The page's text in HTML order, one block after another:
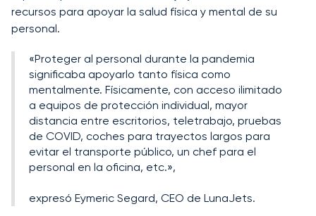
recursos para apoyar la salud física y mental de su
personal.
«Proteger al personal durante la pandemia
significaba apoyarlo tanto física como
mentalmente. Físicamente, con acceso ilimitado
a equipos de protección individual, mayor
distancia entre escritorios, teletrabajo, pruebas
de COVID, coches para trayectos largos para
evitar el transporte público, un chef para el
personal en la oficina, etc.»,
expresó Eymeric Segard, CEO de LunaJets.